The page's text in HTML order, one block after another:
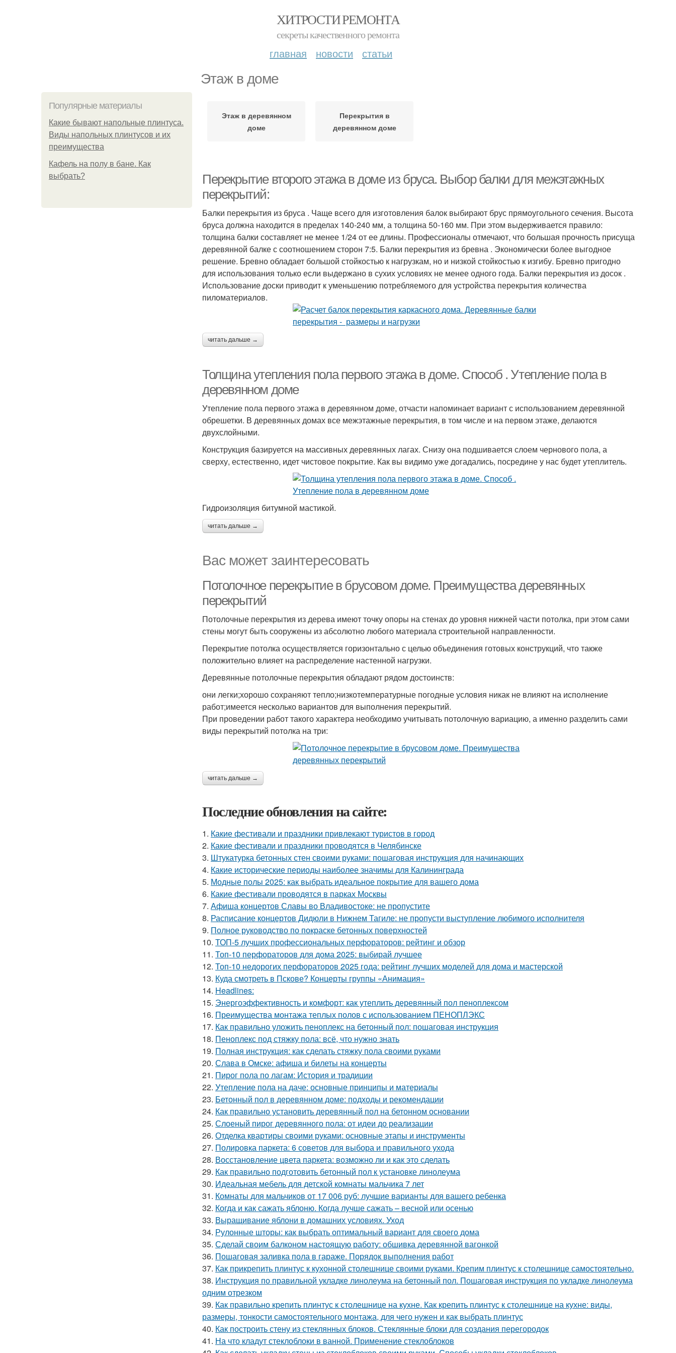
ХИТРОСТИ РЕМОНТА
секреты качественного ремонта
главная новости статьи
Этаж в доме
Популярные материалы
Какие бывают напольные плинтуса.
Виды напольных плинтусов и их
преимущества
Кафель на полу в бане. Как
выбрать?
Этаж в деревянном
доме
Перекрытия в
деревянном доме
Перекрытие второго этажа в доме из бруса. Выбор балки для межэтажных
перекрытий:
Балки перекрытия из бруса . Чаще всего для изготовления балок выбирают брус прямоугольного сечения. Высота
бруса должна находится в пределах 140-240 мм, а толщина 50-160 мм. При этом выдерживается правило:
толщина балки составляет не менее 1/24 от ее длины. Профессионалы отмечают, что большая прочность присуща
деревянной балке с соотношением сторон 7:5. Балки перекрытия из бревна . Экономически более выгодное
решение. Бревно обладает большой стойкостью к нагрузкам, но и низкой стойкостью к изгибу. Бревно пригодно
для использования только если выдержано в сухих условиях не менее одного года. Балки перекрытия из досок .
Использование доски приводит к уменьшению потребляемого для устройства перекрытия количества
пиломатериалов.
читать дальше →
Толщина утепления пола первого этажа в доме. Способ . Утепление пола в
деревянном доме
Утепление пола первого этажа в деревянном доме, отчасти напоминает вариант с использованием деревянной
обрешетки. В деревянных домах все межэтажные перекрытия, в том числе и на первом этаже, делаются
двухслойными.
Конструкция базируется на массивных деревянных лагах. Снизу она подшивается слоем чернового пола, а
сверху, естественно, идет чистовое покрытие. Как вы видимо уже догадались, посредине у нас будет утеплитель.
Гидроизоляция битумной мастикой.
читать дальше →
Вас может заинтересовать
Потолочное перекрытие в брусовом доме. Преимущества деревянных
перекрытий
Потолочные перекрытия из дерева имеют точку опоры на стенах до уровня нижней части потолка, при этом сами
стены могут быть сооружены из абсолютно любого материала строительной направленности.
Перекрытие потолка осуществляется горизонтально с целью объединения готовых конструкций, что также
положительно влияет на распределение настенной нагрузки.
Деревянные потолочные перекрытия обладают рядом достоинств:
они легки;хорошо сохраняют тепло;низкотемпературные погодные условия никак не влияют на исполнение
работ;имеется несколько вариантов для выполнения перекрытий.
При проведении работ такого характера необходимо учитывать потолочную вариацию, а именно разделить сами
виды перекрытий потолка на три:
читать дальше →
Последние обновления на сайте:
1. Какие фестивали и праздники привлекают туристов в город
2. Какие фестивали и праздники проводятся в Челябинске
3. Штукатурка бетонных стен своими руками: пошаговая инструкция для начинающих
4. Какие исторические периоды наиболее значимы для Калининграда
5. Модные полы 2025: как выбрать идеальное покрытие для вашего дома
6. Какие фестивали проводятся в парках Москвы
7. Афиша концертов Славы во Владивостоке: не пропустите
8. Расписание концертов Дидюли в Нижнем Тагиле: не пропусти выступление любимого исполнителя
9. Полное руководство по покраске бетонных поверхностей
10. ТОП-5 лучших профессиональных перфораторов: рейтинг и обзор
11. Топ-10 перфораторов для дома 2025: выбирай лучшее
12. Топ-10 недорогих перфораторов 2025 года: рейтинг лучших моделей для дома и мастерской
13. Куда смотреть в Пскове? Концерты группы «Анимация»
14. Headlines:
15. Энергоэффективность и комфорт: как утеплить деревянный пол пеноплексом
16. Преимущества монтажа теплых полов с использованием ПЕНОПЛЭКС
17. Как правильно уложить пеноплекс на бетонный пол: пошаговая инструкция
18. Пеноплекс под стяжку пола: всё, что нужно знать
19. Полная инструкция: как сделать стяжку пола своими руками
20. Слава в Омске: афиша и билеты на концерты
21. Пирог пола по лагам: История и традиции
22. Утепление пола на даче: основные принципы и материалы
23. Бетонный пол в деревянном доме: подходы и рекомендации
24. Как правильно установить деревянный пол на бетонном основании
25. Слоеный пирог деревянного пола: от идеи до реализации
26. Отделка квартиры своими руками: основные этапы и инструменты
27. Полировка паркета: 6 советов для выбора и правильного ухода
28. Восстановление цвета паркета: возможно ли и как это сделать
29. Как правильно подготовить бетонный пол к установке линолеума
30. Идеальная мебель для детской комнаты мальчика 7 лет
31. Комнаты для мальчиков от 17 006 руб: лучшие варианты для вашего ребенка
32. Когда и как сажать яблоню. Когда лучше сажать – весной или осенью
33. Выращивание яблони в домашних условиях. Уход
34. Рулонные шторы: как выбрать оптимальный вариант для своего дома
35. Сделай своим балконом настоящую работу: обшивка деревянной вагонкой
36. Пошаговая заливка пола в гараже. Порядок выполнения работ
37. Как прикрепить плинтус к кухонной столешнице своими руками. Крепим плинтус к столешнице самостоятельно.
38. Инструкция по правильной укладке линолеума на бетонный пол. Пошаговая инструкция по укладке линолеума
одним отрезком
39. Как правильно крепить плинтус к столешнице на кухне. Как крепить плинтус к столешнице на кухне: виды,
размеры, тонкости самостоятельного монтажа, для чего нужен и как выбрать плинтус
40. Как построить стену из стеклянных блоков. Стеклянные блоки для создания перегородок
41. На что кладут стеклоблоки в ванной. Применение стеклоблоков